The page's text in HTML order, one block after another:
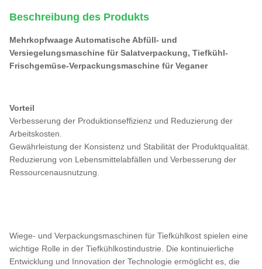
Beschreibung des Produkts
Mehrkopfwaage Automatische Abfüll- und
Versiegelungsmaschine für Salatverpackung, Tiefkühl-
Frischgemüse-Verpackungsmaschine für Veganer
Vorteil
Verbesserung der Produktionseffizienz und Reduzierung der
Arbeitskosten.
Gewährleistung der Konsistenz und Stabilität der Produktqualität.
Reduzierung von Lebensmittelabfällen und Verbesserung der
Ressourcenausnutzung.
Wiege- und Verpackungsmaschinen für Tiefkühlkost spielen eine
wichtige Rolle in der Tiefkühlkostindustrie. Die kontinuierliche
Entwicklung und Innovation der Technologie ermöglicht es, die